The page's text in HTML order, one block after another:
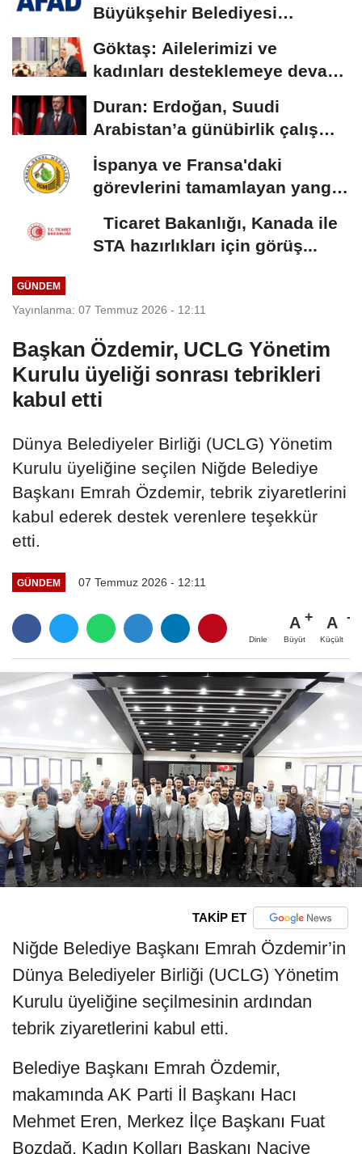
Büyükşehir Belediyesi
Göktaş: Ailelerimizi ve
kadınları desteklemeye devam
Duran: Erdoğan, Suudi
Arabistan’a günübirlik çalışma
ziyareti...
İspanya ve Fransa'daki
görevlerini tamamlayan yangın
Ticaret Bakanlığı, Kanada ile
STA hazırlıkları için görüş...
GÜNDEM
Yayınlanma: 07 Temmuz 2026 - 12:11
Başkan Özdemir, UCLG Yönetim
Kurulu üyeliği sonrası tebrikleri
kabul etti
Dünya Belediyeler Birliği (UCLG) Yönetim
Kurulu üyeliğine seçilen Niğde Belediye
Başkanı Emrah Özdemir, tebrik ziyaretlerini
kabul ederek destek verenlere teşekkür
etti.
GÜNDEM 07 Temmuz 2026 - 12:11
Dinle
A
Büyüt
A
Küçült
TAKİP ET
Niğde Belediye Başkanı Emrah Özdemir’in
Dünya Belediyeler Birliği (UCLG) Yönetim
Kurulu üyeliğine seçilmesinin ardından
tebrik ziyaretlerini kabul etti.
Belediye Başkanı Emrah Özdemir,
makamında AK Parti İl Başkanı Hacı
Mehmet Eren, Merkez İlçe Başkanı Fuat
Bozdağ, Kadın Kolları Başkanı Naciye